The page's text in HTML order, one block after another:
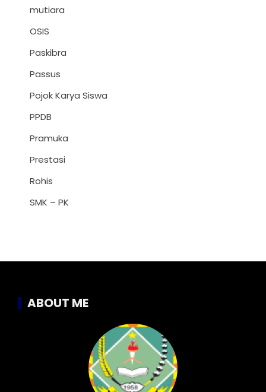
mutiara
OSIS
Paskibra
Passus
Pojok Karya Siswa
PPDB
Pramuka
Prestasi
Rohis
SMK – PK
ABOUT ME